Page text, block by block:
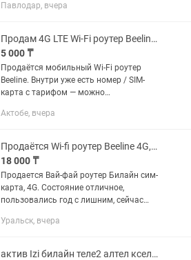
он новый и брака нет,торг уместен
Павлодар, вчера
Продам 4G LTE Wi-Fi роутер Beeline SM25 (KZ)
5 000 ₸
Продаётся мобильный Wi-Fi роутер
Beeline. Внутри уже есть номер / SIM-
карта с тарифом — можно
Актобе, вчера
Продаётся Wi-fi роутер Beeline 4G, Билайн вайфай сатылады
18 000 ₸
Продается Вай-фай роутер Билайн сим-
карта, 4G. Состояние отличное,
пользовались год с лишним, сейчас
рабочий.
Уральск, вчера
актив Izi билайн теле2 алтел кселл 4G роутер wifi вайфай